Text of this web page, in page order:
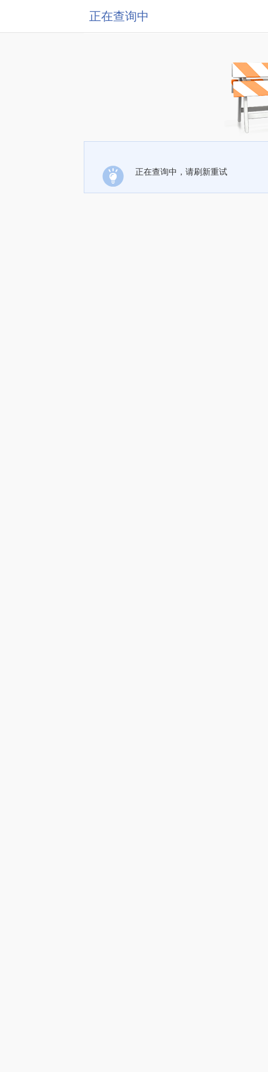
正在查询中
正在查询中，请刷新重试